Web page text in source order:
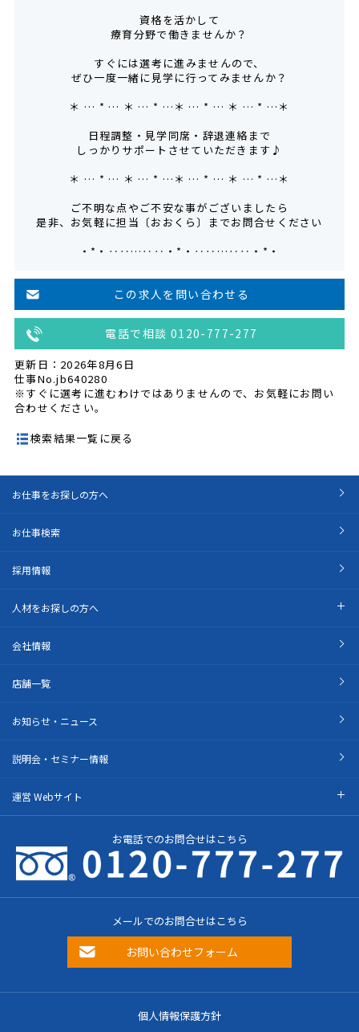
資格を活かして
療育分野で働きませんか？
すぐには選考に進みませんので、
ぜひ一度一緒に見学に行ってみませんか？
＊ … * … ＊ … * …＊ … * … ＊ … * …＊
日程調整・見学同席・辞退連絡まで
しっかりサポートさせていただきます♪
＊ … * … ＊ … * …＊ … * … ＊ … * …＊
ご不明な点やご不安な事がございましたら
是非、お気軽に担当〔おおくら〕までお問合せください
・*・‥‥…‥‥・*・‥‥…‥‥・*・
この求人を問い合わせる
電話で相談 0120-777-277
更新日：2026年8月6日
仕事No.jb640280
※すぐに選考に進むわけではありませんので、お気軽にお問い
合わせください。
検索結果一覧に戻る
お仕事をお探しの方へ
お仕事検索
採用情報
人材をお探しの方へ
会社情報
店舗一覧
お知らせ・ニュース
説明会・セミナー情報
運営 Webサイト
お電話でのお問合せはこちら
メールでのお問合せはこちら
お問い合わせフォーム
個人情報保護方針